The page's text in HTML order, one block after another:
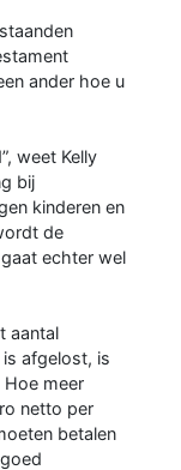
ander hoe u
weet Kelly
bij
kinderen en
de
echter wel
aantal
afge­lost, is
meer
netto per
be­talen